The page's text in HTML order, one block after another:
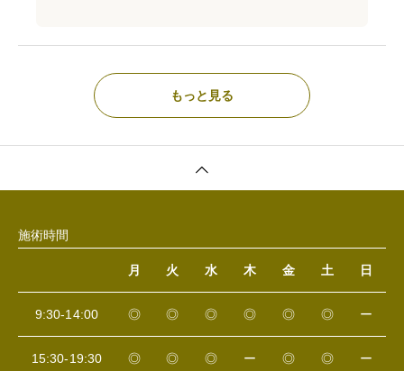
もっと見る
施術時間
月 火 水 木 金 土 日
9:30-14:00 ◎ ◎ ◎ ◎ ◎ ◎ ー
15:30-19:30 ◎ ◎ ◎ ー ◎ ◎ ー